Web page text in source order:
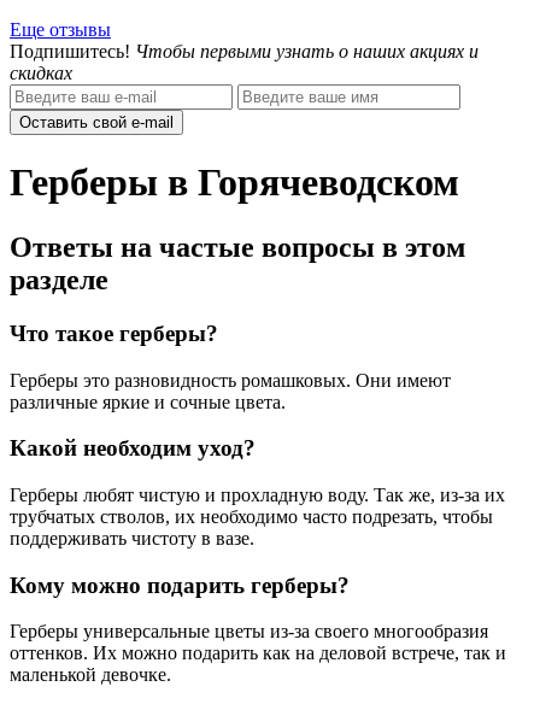
Еще отзывы
Подпишитесь! Чтобы первыми узнать о наших акциях и
скидках
Оставить свой e-mail
Герберы в Горячеводском
Ответы на частые вопросы в этом
разделе
Что такое герберы?
Герберы это разновидность ромашковых. Они имеют
различные яркие и сочные цвета.
Какой необходим уход?
Герберы любят чистую и прохладную воду. Так же, из-за их
трубчатых стволов, их необходимо часто подрезать, чтобы
поддерживать чистоту в вазе.
Кому можно подарить герберы?
Герберы универсальные цветы из-за своего многообразия
оттенков. Их можно подарить как на деловой встрече, так и
маленькой девочке.